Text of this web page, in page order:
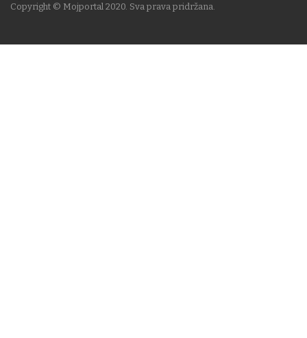
Copyright © Mojportal 2020. Sva prava pridržana.